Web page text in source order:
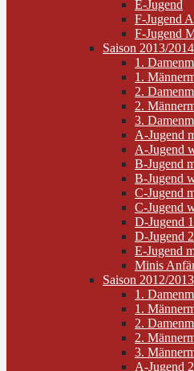
E-Jugend
F-Jugend
F-Jugend
Saison 2013/2014
1.
1.
2.
2.
3.
A-Jugend
A-Jugend
B-Jugend
B-Jugend
C-Jugend
C-Jugend
D-Jugend
D-Jugend
E-Jugend
Minis
Saison 2012/2013
1.
1.
2.
2.
3.
A-Jugend